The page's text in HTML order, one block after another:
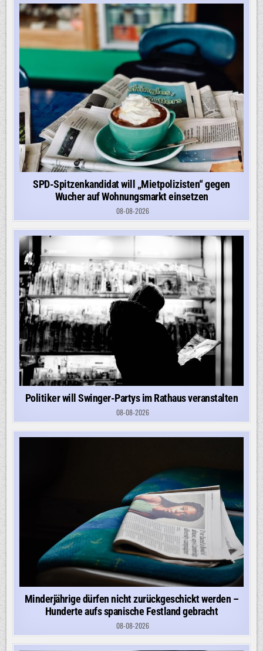
SPD-Spitzenkandidat will „Mietpolizisten“ gegen
Wucher auf Wohnungsmarkt einsetzen
08-08-2026
Politiker will Swinger-Partys im Rathaus veranstalten
08-08-2026
Minderjährige dürfen nicht zurückgeschickt werden –
Hunderte aufs spanische Festland gebracht
08-08-2026